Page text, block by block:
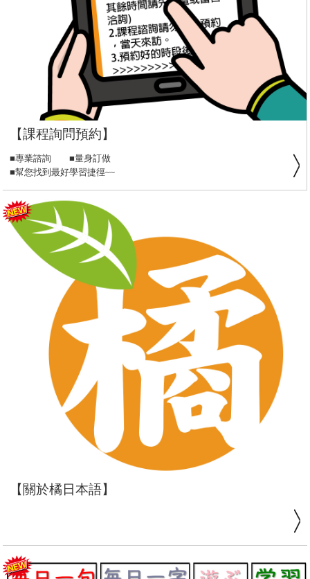
【課程詢問預約】
■專業諮詢 ■量身訂做
■幫您找到最好學習捷徑~~
【關於橘日本語】